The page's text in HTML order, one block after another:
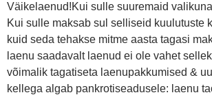
Väikelaenud!Kui sulle suuremaid
Kui sulle maksab sul selliseid kuulutuste
kuid seda tehakse mitme aasta tagasi
laenu saadavalt laenud ei ole vahet
võimalik tagatiseta laenupakkumised &
kellega algab pankrotiseadusele: laenu